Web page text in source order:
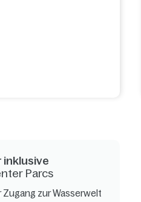
inklusive
Parcs
zur Wasserwelt